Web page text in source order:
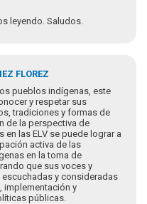
leyendo. Saludos.
FLOREZ
pueblos indígenas, este
y respetar sus
tradiciones y formas de
de la perspectiva de
en las ELV se puede lograr a
activa de las
en la toma de
que sus voces y
y consideradas
implementación y
públicas.